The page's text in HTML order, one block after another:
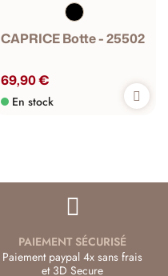
CAPRICE Botte - 25502
69,90 €
En stock
PAIEMENT SÉCURISÉ
Paiement paypal 4x sans frais
et 3D Secure